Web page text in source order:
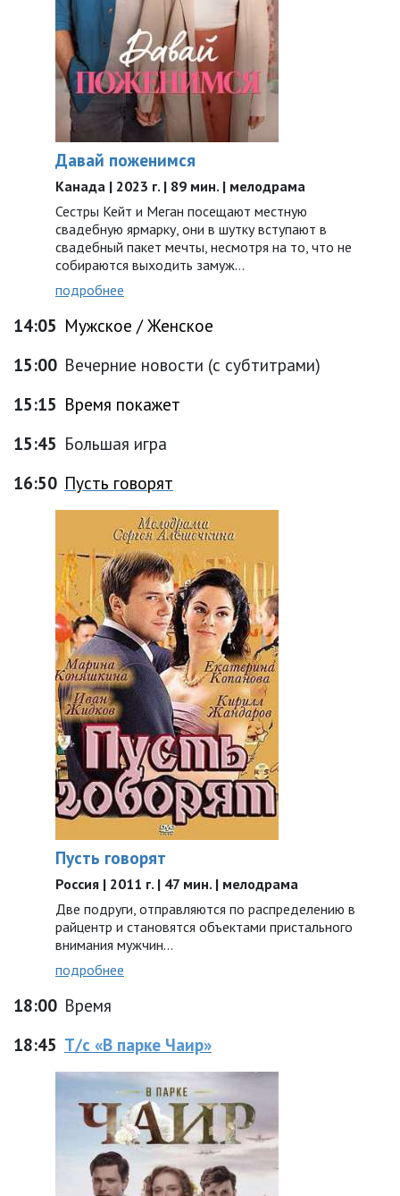
Давай поженимся
Канада | 2023 г. | 89 мин. | мелодрама
Сестры Кейт и Меган посещают местную
свадебную ярмарку, они в шутку вступают в
свадебный пакет мечты, несмотря на то, что не
собираются выходить замуж…
подробнее
14:05 Мужское / Женское
15:00 Вечерние новости (с субтитрами)
15:15 Время покажет
15:45 Большая игра
16:50 Пусть говорят
Пусть говорят
Россия | 2011 г. | 47 мин. | мелодрама
Две подруги, отправляются по распределению в
райцентр и становятся объектами пристального
внимания мужчин...
подробнее
18:00 Время
18:45 Т/с «В парке Чаир»